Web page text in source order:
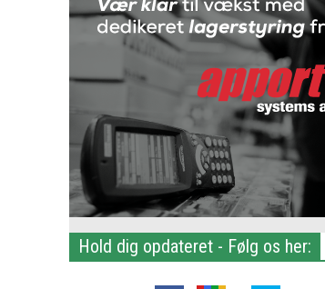
Hold dig opdateret - Følg os her: